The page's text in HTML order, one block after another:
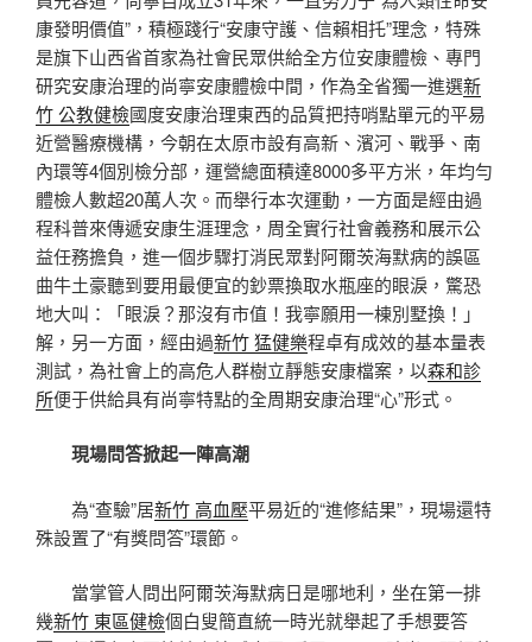
康發明價值”，積極踐行“安康守護、信賴相托”理念，特殊
是旗下山西省首家為社會民眾供給全方位安康體檢、專門
研究安康治理的尚寧安康體檢中間，作為全省獨一進選新
竹 公教健檢國度安康治理東西的品質把持哨點單元的平易
近營醫療機構，今朝在太原市設有高新、濱河、戰爭、南
內環等4個別檢分部，運營總面積達8000多平方米，年均勻
體檢人數超20萬人次。而舉行本次運動，一方面是經由過
程科普來傳遞安康生涯理念，周全實行社會義務和展示公
益任務擔負，進一個步驟打消民眾對阿爾茨海默病的誤區
曲牛土豪聽到要用最便宜的鈔票換取水瓶座的眼淚，驚恐
地大叫：「眼淚？那沒有市值！我寧願用一棟別墅換！」
解，另一方面，經由過新竹 猛健樂程卓有成效的基本量表
測試，為社會上的高危人群樹立靜態安康檔案，以森和診
所便于供給具有尚寧特點的全周期安康治理“心”形式。
現場問答掀起一陣高潮
為“查驗”居新竹 高血壓平易近的“進修結果”，現場還特
殊設置了“有獎問答”環節。
當掌管人問出阿爾茨海默病日是哪地利，坐在第一排
幾新竹 東區健檢個白叟簡直統一時光就舉起了手想要答